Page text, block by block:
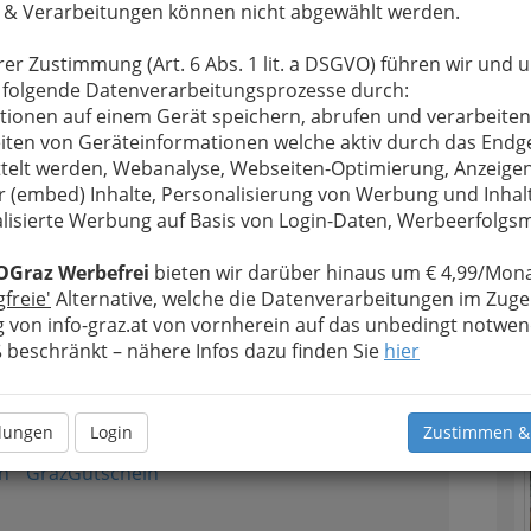
& Verarbeitungen können nicht abgewählt werden.
Zustimmung (Art. 6 Abs. 1 lit. a DSGVO) führen wir und
Datenverarbeitungsprozesse durch:
auf einem Gerät speichern, abrufen und
von Geräteinformationen welche aktiv durch das
werden, Webanalyse, Webseiten-Optimierung,
(embed) Inhalte, Personalisierung von Werbung und
Werbung auf Basis von Login-Daten,
Werbefrei bieten wir darüber hinaus um € 4,99/
Alternative, welche die Datenverarbeitungen im
von info-graz.at von vornherein auf das unbedingt
beschränkt – nähere Infos dazu finden Sie hier
Login Zustimmen
Alle Bezirke
2
GrazGutschein